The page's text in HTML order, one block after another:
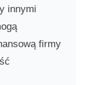
innymi
firmy